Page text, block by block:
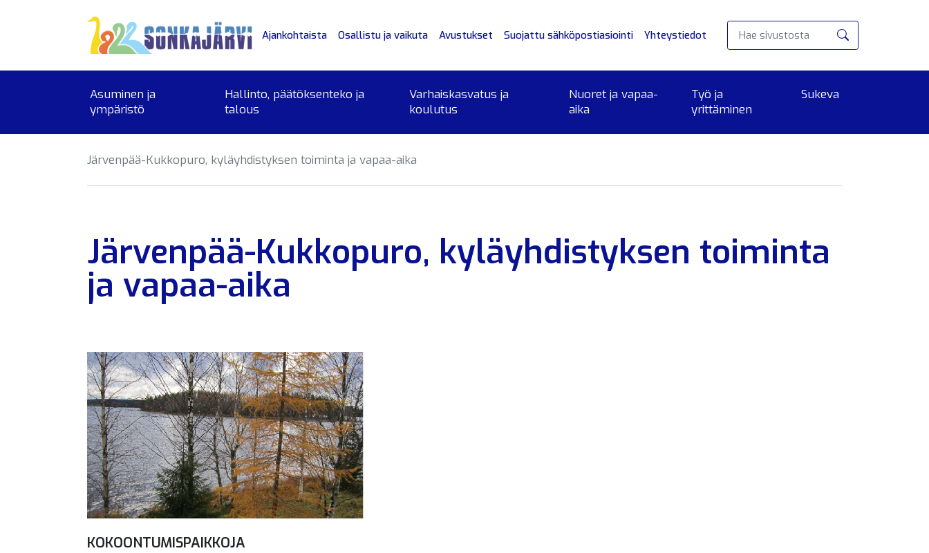
Ajankohtaista Osallistu ja vaikuta Avustukset Suojattu sähköpostiasiointi Yhteystiedot
Hae
Asuminen ja
ympäristö
Hallinto, päätöksenteko ja
talous
Varhaiskasvatus ja
koulutus
Nuoret ja vapaa-
aika
Työ ja
yrittäminen
Sukeva
Järvenpää-Kukkopuro, kyläyhdistyksen toiminta ja vapaa-aika
Järvenpää-Kukkopuro, kyläyhdistyksen toiminta
ja vapaa-aika
KOKOONTUMISPAIKKOJA